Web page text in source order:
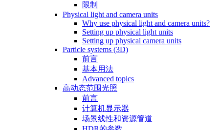
限制
Physical light and camera units
Why use physical light and camera units?
Setting up physical light units
Setting up physical camera units
Particle systems (3D)
前言
基本用法
Advanced topics
高动态范围光照
前言
计算机显示器
场景线性和资源管道